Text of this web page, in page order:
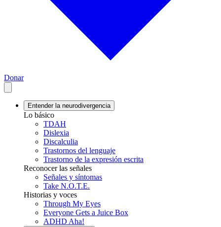
Donar
Entender la neurodivergencia
Lo básico
TDAH
Dislexia
Discalculia
Trastornos del lenguaje
Trastorno de la expresión escrita
Reconocer las señales
Señales y síntomas
Take N.O.T.E.
Historias y voces
Through My Eyes
Everyone Gets a Juice Box
ADHD Aha!